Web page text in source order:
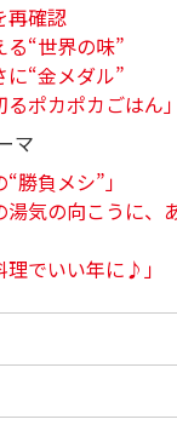
再確認
“世界の味”
“金メダル”
るポカポカごはん」
マ
“勝負メシ”」
湯気の向こうに、
理でいい年に♪」